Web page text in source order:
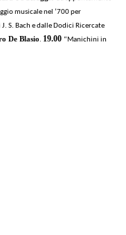
musicale nel ‘700 per
S. Bach e dalle Dodici Ricercate
De Blasio. 19.00 “Manichini in